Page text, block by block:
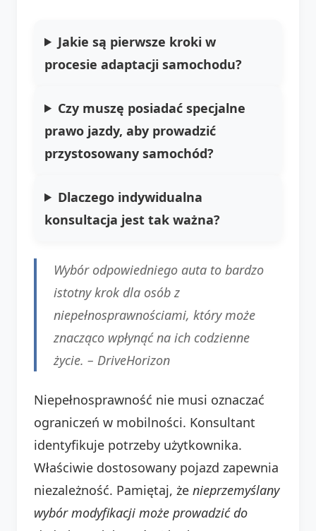
Jakie są pierwsze kroki w
procesie adaptacji samochodu?
Czy muszę posiadać specjalne
prawo jazdy, aby prowadzić
przystosowany samochód?
Dlaczego indywidualna
konsultacja jest tak ważna?
Wybór odpowiedniego auta to bardzo
istotny krok dla osób z
niepełnosprawnościami, który może
znacząco wpłynąć na ich codzienne
życie. – DriveHorizon
Niepełnosprawność nie musi oznaczać
ograniczeń w mobilności. Konsultant
identyfikuje potrzeby użytkownika.
Właściwie dostosowany pojazd zapewnia
niezależność. Pamiętaj, że nieprzemyślany
wybór modyfikacji może prowadzić do